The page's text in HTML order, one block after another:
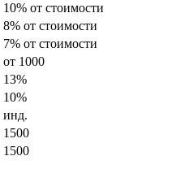
10% от стоимости
8% от стоимости
7% от стоимости
от 1000
13%
10%
инд.
1500
1500